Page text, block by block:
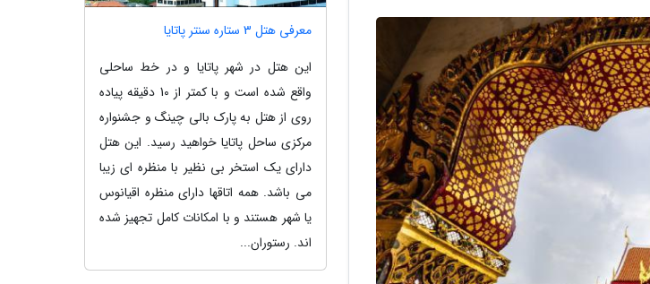
معرفی هتل 3 ستاره سنتر پاتایا
این هتل در شهر پاتایا و در خط ساحلی
واقع شده است و با کمتر از 10 دقیقه پیاده
روی از هتل به پارک بالی چینگ و جشنواره
مرکزی ساحل پاتایا خواهید رسید. این هتل
دارای یک استخر بی نظیر با منظره ای زیبا
می باشد. همه اتاقها دارای منظره اقیانوس
یا شهر هستند و با امکانات کامل تجهیز شده
اند. رستوران...